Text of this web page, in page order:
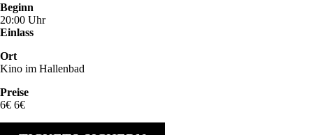
Beginn
20:00 Uhr
Einlass
Ort
Kino im Hallenbad
Preise
6€ 6€